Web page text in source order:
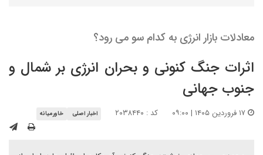
معادلات بازار انرژی به کدام سو می رود؟
اثرات جنگ کنونی و بحران انرژی بر شمال و
جنوب جهانی
کد : ۲۰۳۸۴۴۰ اخبار اصلی خاورمیانه